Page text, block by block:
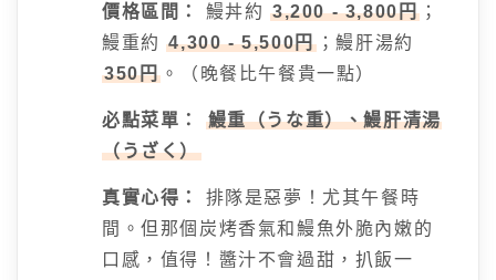
價格區間： 鰻丼約 3,200 - 3,800円 ；
鰻重約4,300 - 5,500円；鰻肝湯約
350円 。（晚餐比午餐貴一點）
必點菜單：
鰻重（うな重）、鰻肝清湯
（うざく）
真實心得：
排隊是惡夢！尤其午餐時
間。但那個炭烤香氣和鰻魚外脆內嫩的
口感，值得！醬汁不會過甜，扒飯一